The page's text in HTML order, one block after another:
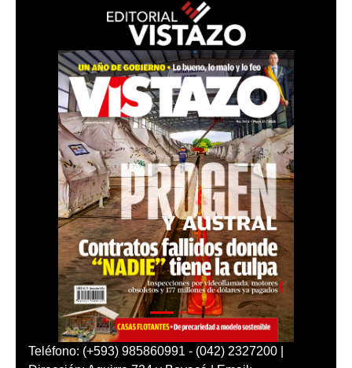
Teléfono: (+593) 985860991 - (042) 2327200 |